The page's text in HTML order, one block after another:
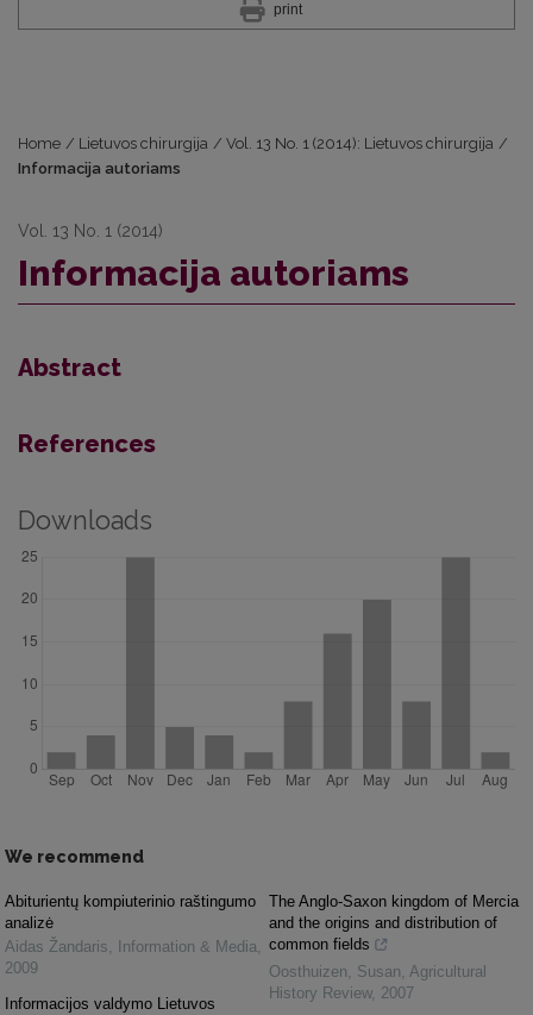
print
Home / Lietuvos chirurgija / Vol. 13 No. 1 (2014): Lietuvos chirurgija /
Informacija autoriams
Vol. 13 No. 1 (2014)
Informacija autoriams
Abstract
References
Downloads
We recommend
Abiturientų kompiuterinio raštingumo
analizė
Aidas Žandaris, Information & Media,
2009
Informacijos valdymo Lietuvos
The Anglo-Saxon kingdom of Mercia
and the origins and distribution of
common fields
Oosthuizen, Susan, Agricultural
History Review, 2007